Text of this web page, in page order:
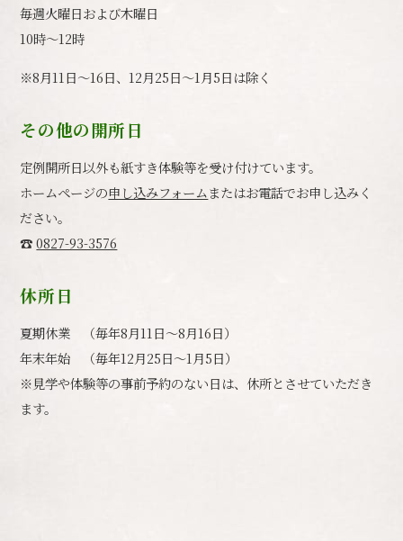
毎週火曜日および木曜日
10時～12時
※8月11日～16日、12月25日～1月5日は除く
その他の開所日
定例開所日以外も紙すき体験等を受け付けています。
ホームページの申し込みフォームまたはお電話でお申し込みく
ださい。
☎︎0827-93-3576
休所日
夏期休業 （毎年8月11日～8月16日）
年末年始 （毎年12月25日～1月5日）
※見学や体験等の事前予約のない日は、休所とさせていただき
ます。